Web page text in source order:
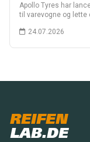
Apollo Tyres har
til varevogne og lette
24.07.2026
REIFEN
LAB.DE